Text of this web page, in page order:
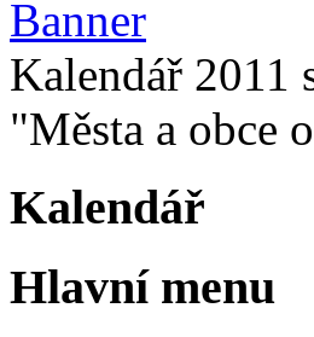
Kalendář 2011
"Města a obce
Kalendář
Hlavní menu